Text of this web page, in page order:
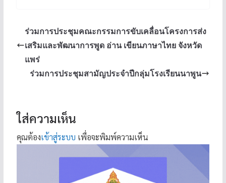
ร่วมการประชุมคณะกรรมการขับเคลื่อนโครงการส่ง
เสริมและพัฒนาการพูด อ่าน เขียนภาษาไทย จังหวัด
แพร่
ร่วมการประชุมสามัญประจำปีกลุ่มโรงเรียนนาพูน
ใส่ความเห็น
คุณต้องเข้าสู่ระบบ เพื่อจะพิมพ์ความเห็น